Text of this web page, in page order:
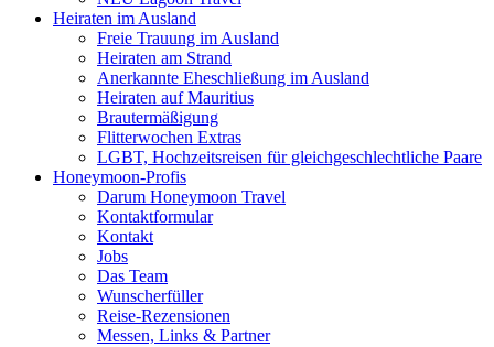
Heiraten im Ausland
Freie Trauung im Ausland
Heiraten am Strand
Anerkannte Eheschließung im Ausland
Heiraten auf Mauritius
Brautermäßigung
Flitterwochen Extras
LGBT, Hochzeitsreisen für gleichgeschlechtliche Paare
Honeymoon-Profis
Darum Honeymoon Travel
Kontaktformular
Kontakt
Jobs
Das Team
Wunscherfüller
Reise-Rezensionen
Messen, Links & Partner